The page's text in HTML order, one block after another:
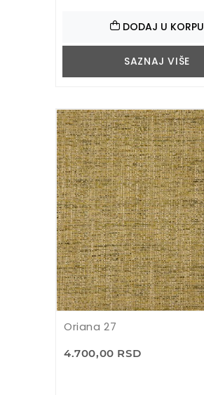
DODAJ U KORPU
SAZNAJ VIŠE
Oriana 27
4.700,00 RSD